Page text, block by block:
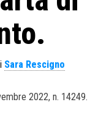
Sara Rescigno
2022, n. 14249.